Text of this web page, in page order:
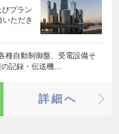
プラン
いただき
種自動制御盤、受電設備そ
記録・伝送機…
詳細へ